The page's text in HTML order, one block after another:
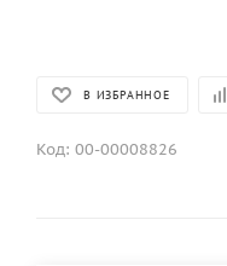
В ИЗБРАННОЕ
Код: 00-00008826